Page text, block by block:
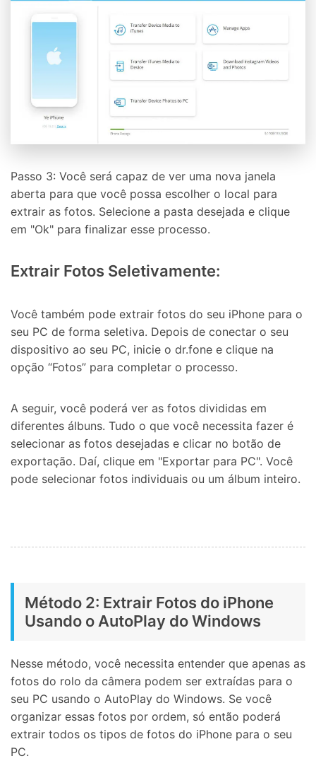
Passo 3: Você será capaz de ver uma nova janela
aberta para que você possa escolher o local para
extrair as fotos. Selecione a pasta desejada e clique
em "Ok" para finalizar esse processo.
Extrair Fotos Seletivamente:
Você também pode extrair fotos do seu iPhone para o
seu PC de forma seletiva. Depois de conectar o seu
dispositivo ao seu PC, inicie o dr.fone e clique na
opção “Fotos” para completar o processo.
A seguir, você poderá ver as fotos divididas em
diferentes álbuns. Tudo o que você necessita fazer é
selecionar as fotos desejadas e clicar no botão de
exportação. Daí, clique em "Exportar para PC". Você
pode selecionar fotos individuais ou um álbum inteiro.
Método 2: Extrair Fotos do iPhone
Usando o AutoPlay do Windows
Nesse método, você necessita entender que apenas as
fotos do rolo da câmera podem ser extraídas para o
seu PC usando o AutoPlay do Windows. Se você
organizar essas fotos por ordem, só então poderá
extrair todos os tipos de fotos do iPhone para o seu
PC.